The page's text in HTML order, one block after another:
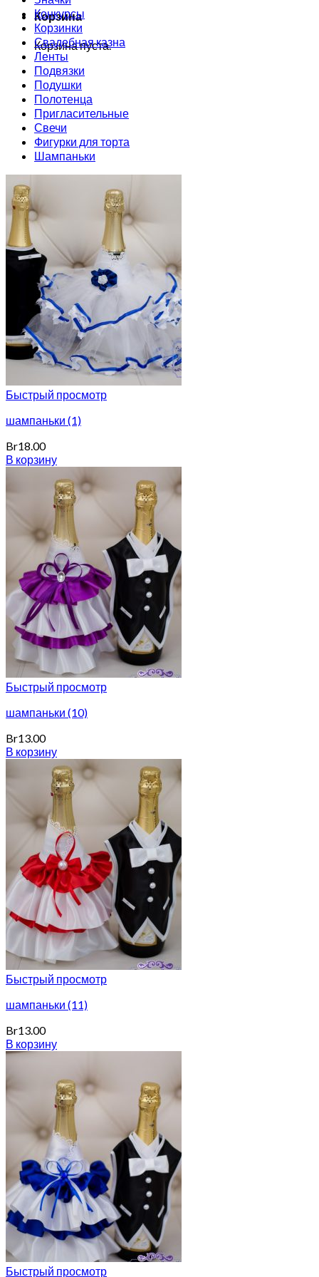
Корзина
Корзина пуста.
Конкурсы
Корзинки
Свадебная казна
Ленты
Подвязки
Подушки
Полотенца
Пригласительные
Свечи
Фигурки для торта
Шампаньки
Быстрый просмотр
шампаньки (1)
Br18.00
В корзину
Быстрый просмотр
шампаньки (10)
Br13.00
В корзину
Быстрый просмотр
шампаньки (11)
Br13.00
В корзину
Быстрый просмотр